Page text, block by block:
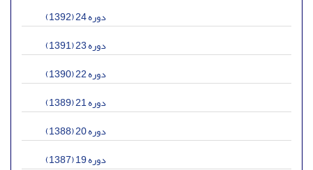
دوره 24 (1392)
دوره 23 (1391)
دوره 22 (1390)
دوره 21 (1389)
دوره 20 (1388)
دوره 19 (1387)